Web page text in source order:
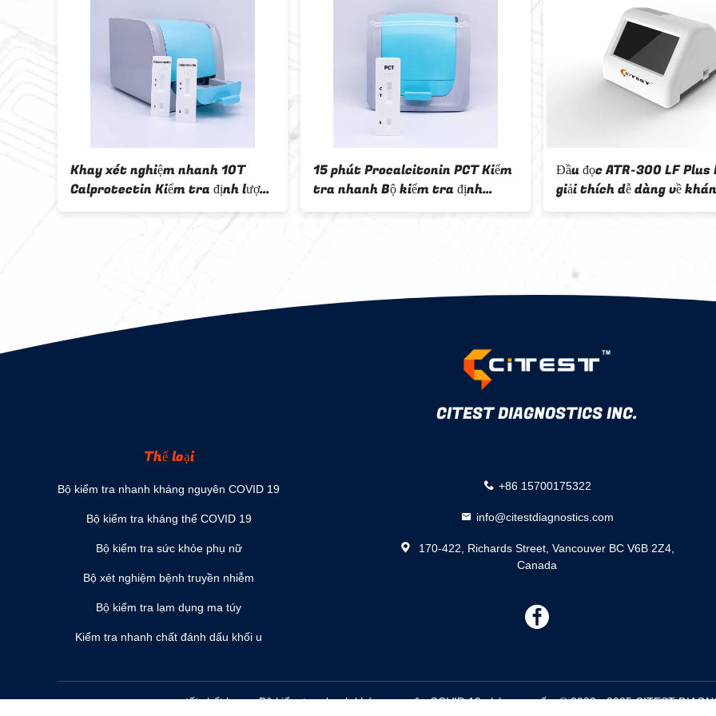
Khay xét nghiệm nhanh 10T
Calprotectin Kiểm tra định lượng
Phát hiện định lượng
Calprotectin Xét nghiệm phân
15 phút Procalcitonin PCT Kiểm
tra nhanh Bộ kiểm tra định
lượng LF Reader
Đầu đọc ATR-300 LF Plus
giải thích dễ dàng về
nguyên kháng nguyên
CITEST DIAGNOSTICS INC.
Thể loại
Bộ kiểm tra nhanh kháng nguyên COVID 19
Bộ kiểm tra kháng thể COVID 19
Bộ kiểm tra sức khỏe phụ nữ
Bộ xét nghiệm bệnh truyền nhiễm
Bộ kiểm tra lạm dụng ma túy
Kiểm tra nhanh chất đánh dấu khối u
+86 15700175322
info@citestdiagnostics.com
170-422, Richards Street, Vancouver BC V6B 2Z4,
Canada
述
tốt chất lượng Bộ kiểm tra nhanh kháng nguyên COVID 19 nhà cung cấp. © 2022 - 2025 CITEST